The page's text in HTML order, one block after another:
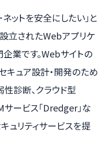
ットを安全にしたい」と
立されたWebアプリケ
業です。Webサイトの
キュア設計・開発のため
診断、クラウド型
サービス「Dredger」な
ュリティサービスを提